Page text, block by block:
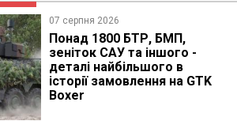
07 серпня 2026
Понад 1800 БТР, БМП,
зеніток САУ та іншого -
деталі найбільшого в
історії замовлення на GTK
Boxer